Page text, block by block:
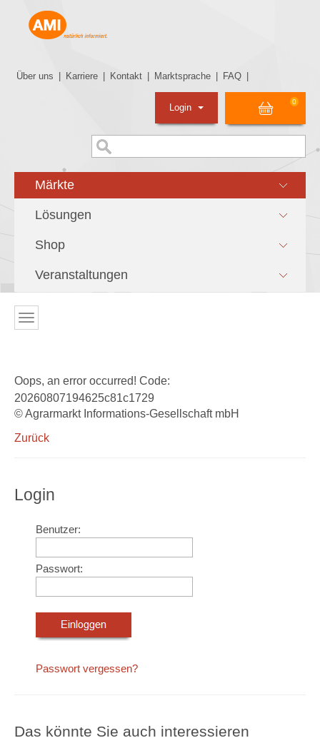
Über uns Karriere Kontakt Marktsprache FAQ
0
Login
Märkte
Lösungen
Shop
Veranstaltungen
Oops, an error occurred! Code:
20260807194625c81c1729
© Agrarmarkt Informations-Gesellschaft mbH
Zurück
Login
Benutzer:
Passwort:
Passwort vergessen?
Das könnte Sie auch interessieren